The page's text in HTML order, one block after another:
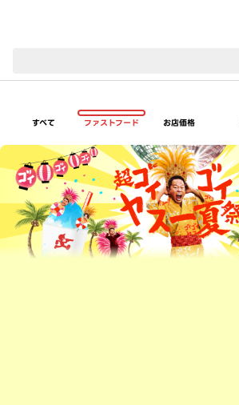
すべて ファストフード お店価格
超ゴイゴイヤスー夏祭